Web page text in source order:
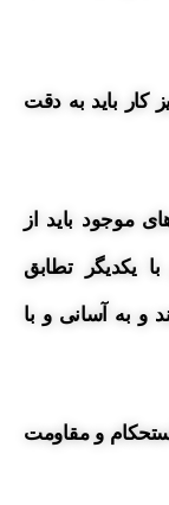
کار باید به دقت
موجود باید از
یکدیگر تطابق
و به آسانی و با
و مقاومت